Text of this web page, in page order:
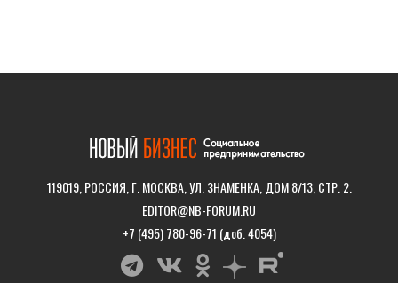
119019, РОССИЯ, Г. МОСКВА, УЛ. ЗНАМЕНКА, ДОМ 8/13, СТР. 2.
EDITOR@NB-FORUM.RU
+7 (495) 780-96-71 (доб. 4054)